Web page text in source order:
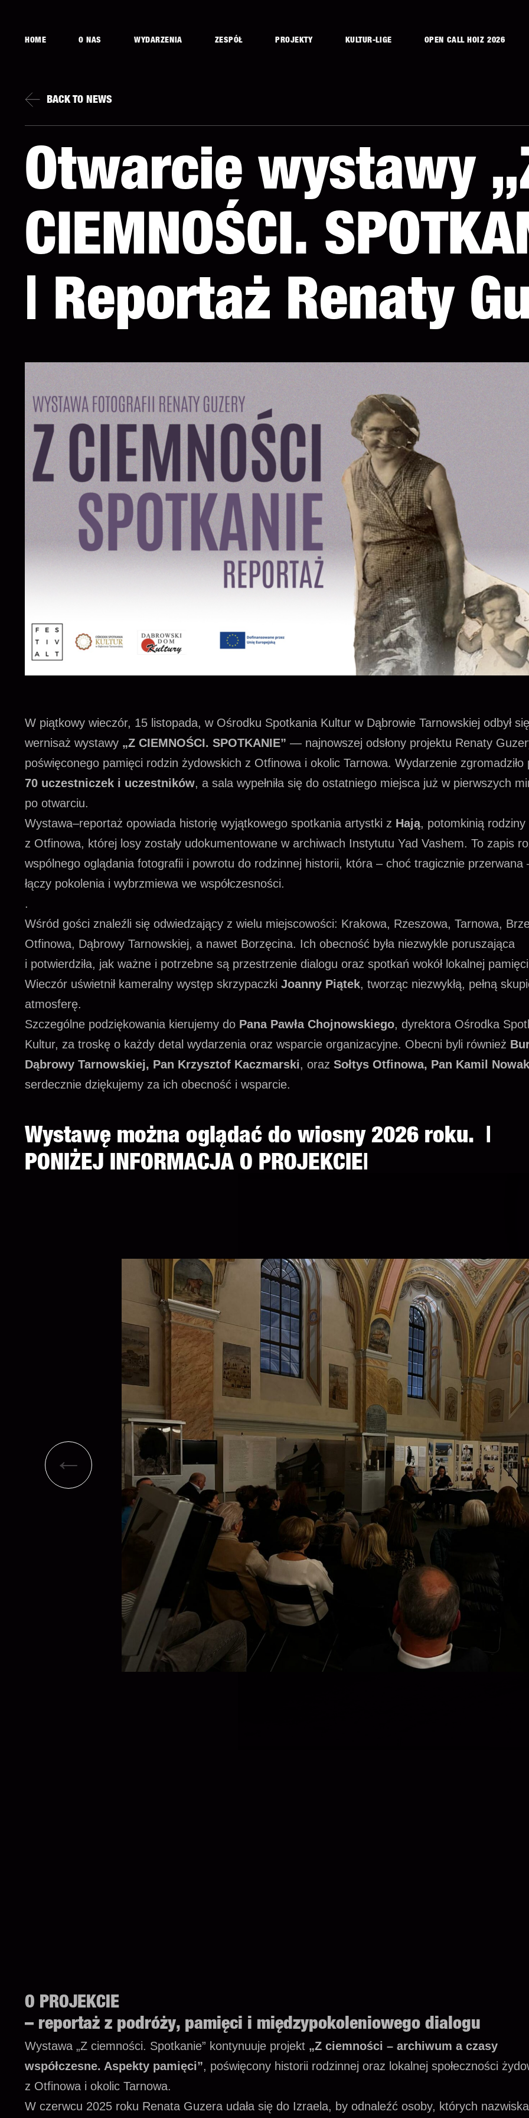
HOME O NAS WYDARZENIA ZESPÓŁ PROJEKTY KULTUR-LIGE OPEN CALL HOIZ 2026
BACK TO NEWS
Otwarcie wystawy
CIEMNOŚCI.
| Reportaż Renaty
W piątkowy wieczór, 15 listopada, w Ośrodku Spotkania Kultur w Dąbrowie Tarnowskiej odbył się
wernisaż wystawy „Z CIEMNOŚCI. SPOTKANIE” — najnowszej odsłony projektu Renaty
poświęconego pamięci rodzin żydowskich z Otfinowa i okolic Tarnowa. Wydarzenie zgromadziło
70 uczestniczek i uczestników, a sala wypełniła się do ostatniego miejsca już w pierwszych
po otwarciu.
Wystawa–reportaż opowiada historię wyjątkowego spotkania artystki z Hają, potomkinią rodziny
z Otfinowa, której losy zostały udokumentowane w archiwach Instytutu Yad Vashem. To zapis
wspólnego oglądania fotografii i powrotu do rodzinnej historii, która – choć tragicznie przerwana
łączy pokolenia i wybrzmiewa we współczesności.
.
Wśród gości znaleźli się odwiedzający z wielu miejscowości: Krakowa, Rzeszowa, Tarnowa,
Otfinowa, Dąbrowy Tarnowskiej, a nawet Borzęcina. Ich obecność była niezwykle poruszająca
i potwierdziła, jak ważne i potrzebne są przestrzenie dialogu oraz spotkań wokół lokalnej
Wieczór uświetnił kameralny występ skrzypaczki Joanny Piątek, tworząc niezwykłą, pełną
atmosferę.
Szczególne podziękowania kierujemy do Pana Pawła Chojnowskiego, dyrektora Ośrodka
Kultur, za troskę o każdy detal wydarzenia oraz wsparcie organizacyjne. Obecni byli również
Dąbrowy Tarnowskiej, Pan Krzysztof Kaczmarski, oraz Sołtys Otfinowa, Pan Kamil Nowak
serdecznie dziękujemy za ich obecność i wsparcie.
Wystawę można oglądać do wiosny 2026 roku. |
PONIŻEJ INFORMACJA O PROJEKCIE|
O PROJEKCIE
– reportaż z podróży, pamięci i międzypokoleniowego dialogu
Wystawa „Z ciemności. Spotkanie” kontynuuje projekt „Z ciemności – archiwum a czasy
współczesne. Aspekty pamięci”, poświęcony historii rodzinnej oraz lokalnej społeczności
z Otfinowa i okolic Tarnowa.
W czerwcu 2025 roku Renata Guzera udała się do Izraela, by odnaleźć osoby, których nazwiska